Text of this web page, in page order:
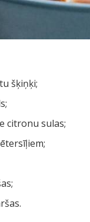
šķiņķi;
citronu sulas;